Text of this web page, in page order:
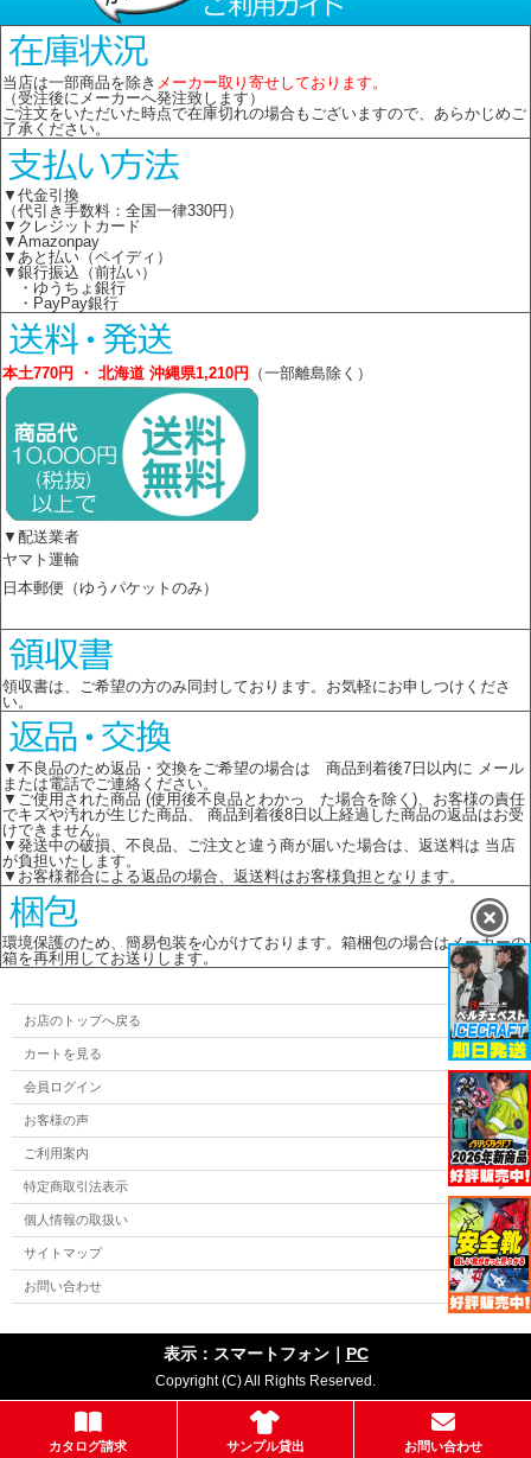
当店は一部商品を除き メーカー取り寄せしております。
（受注後にメーカーへ発注致します）
ご注文をいただいた時点で在庫切れの場合もございますので、あらかじめご
了承ください。
▼代金引換
（代引き手数料：全国一律330円）
▼クレジットカード
▼Amazonpay
▼あと払い（ペイディ）
▼銀行振込（前払い）
・ゆうちょ銀行
・PayPay銀行
本土770円 ・ 北海道 沖縄県1,210円 （一部離島除く）
▼配送業者
ヤマト運輸
日本郵便（ゆうパケットのみ）
領収書は、ご希望の方のみ同封しております。お気軽にお申しつけくださ
い。
▼不良品のため返品・交換をご希望の場合は 商品到着後7日以内に メール
または電話でご連絡ください。
▼ご使用された商品 (使用後不良品とわかっ た場合を除く)、お客様の責任
でキズや汚れが生じた商品、 商品到着後8日以上経過した商品の返品はお受
けできません。
▼発送中の破損、不良品、ご注文と違う商が届いた場合は、返送料は 当店
が負担いたします。
▼お客様都合による返品の場合、返送料はお客様負担となります。
環境保護のため、簡易包装を心がけております。箱梱包の場合はメーカーの
箱を再利用してお送りします。
カタログ請求 サンプル貸出 お問い合わせ
お店のトップへ戻る
カートを見る
会員ログイン
お客様の声
ご利用案内
特定商取引法表示
個人情報の取扱い
サイトマップ
お問い合わせ
表示：スマートフォン｜ PC
Copyright (C) All Rights Reserved.